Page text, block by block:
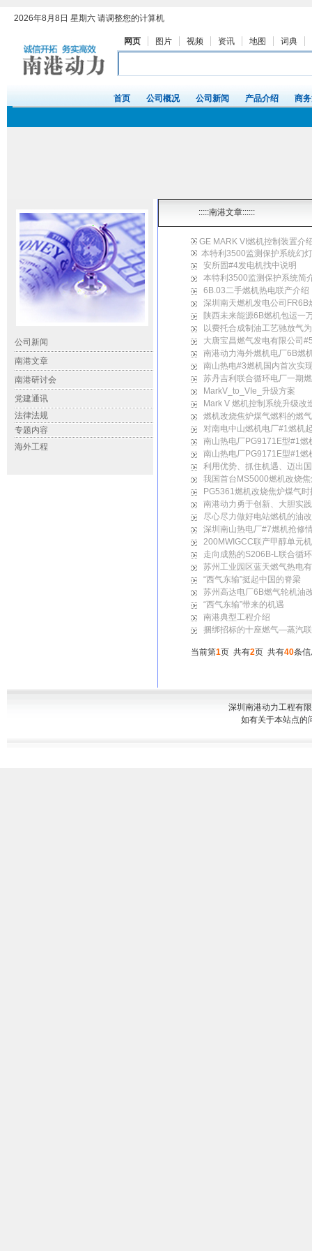
:::::南港文章::::::
GE MARK VI燃机控制装置介
本特利3500监测保护系统幻
安所固#4发电机找中说明
本特利3500监测保护系统简
6B.03二手燃机热电联产介绍
深圳南天燃机发电公司FR6B
陕西未来能源6B燃机包运一
以费托合成制油工艺驰放气
大唐宝昌燃气发电有限公司
南港动力海外燃机电厂6B燃
南山热电#3燃机国内首次实
苏丹吉利联合循环电厂一期
MarkV_to_VIe_升级方案
Mark V 燃机控制系统升级改
燃机改烧焦炉煤气燃料的燃
对南电中山燃机电厂#1燃机
南山热电厂PG9171E型#1燃
南山热电厂PG9171E型#1燃
利用优势、抓住机遇、迈出
我国首台MS5000燃机改烧
PG5361燃机改烧焦炉煤气
南港动力勇于创新、大胆实
尽心尽力做好电站燃机的油
深圳南山热电厂#7燃机抢修
200MWIGCC联产甲醇单元
走向成熟的S206B-L联合循环
苏州工业园区蓝天燃气热电
“西气东输”挺起中国的脊梁
苏州高达电厂6B燃气轮机油
“西气东输”带来的机遇
南港典型工程介绍
捆绑招标的十座燃气—蒸汽
当前第1页 共有2页 共有40条
深圳南港动力工程有
如有关于本站点的